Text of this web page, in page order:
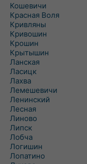
Кошевичи
Красная Воля
Кривляны
Кривошин
Крошин
Крытышин
Ланская
Ласицк
Лахва
Лемешевичи
Ленинский
Лесная
Линово
Липск
Лобча
Логишин
Лопатино